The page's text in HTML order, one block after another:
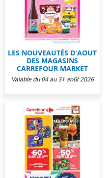
LES NOUVEAUTÉS D'AOUT
DES MAGASINS
CARREFOUR MARKET
Valable du 04 au 31 août 2026